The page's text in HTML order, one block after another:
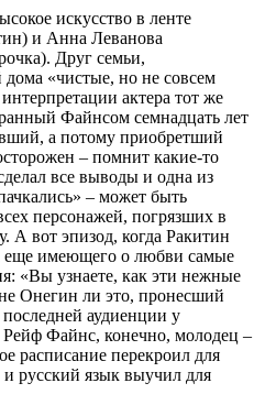
искусство в ленте
и Анна Леванова
Друг семьи,
«чистые, но не совсем
актера тот же
Файнсом семнадцать лет
а потому приобретший
– помнит какие-то
все выводы и одна из
– может быть
персонажей, погрязших в
А вот эпизод, когда Ракитин
еще имеющего о любви самые
«Вы узнаете, как эти нежные
Онегин ли это, пронесший
аудиенции у
Файнс, конечно, молодец –
расписание перекроил для
русский язык выучил для